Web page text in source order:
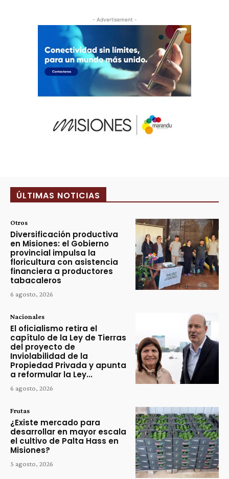
- Advertisement -
ÚLTIMAS NOTICIAS
Otros
Diversificación productiva
en Misiones: el Gobierno
provincial impulsa la
floricultura con asistencia
financiera a productores
tabacaleros
6 agosto, 2026
Nacionales
El oficialismo retira el
capítulo de la Ley de Tierras
del proyecto de
Inviolabilidad de la
Propiedad Privada y apunta
a reformular la Ley...
6 agosto, 2026
Frutas
¿Existe mercado para
desarrollar en mayor escala
el cultivo de Palta Hass en
Misiones?
5 agosto, 2026